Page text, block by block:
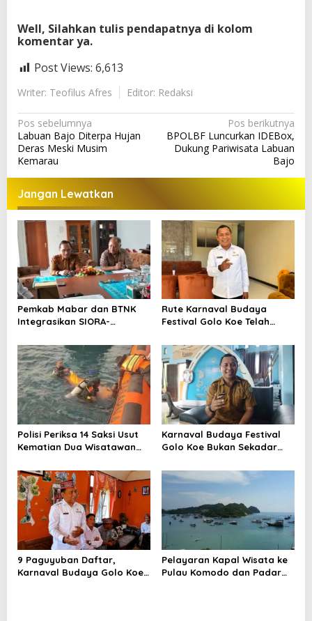
Well, Silahkan tulis pendapatnya di kolom
komentar ya.
Post Views: 6,613
Writer: Teofilus Afres Editor: Redaksi
N
a
v
i
g
a
s
i
p
o
s
Pos sebelumnya
Labuan Bajo Diterpa Hujan
Deras Meski Musim
Kemarau
Pos berikutnya
BPOLBF Luncurkan IDEBox,
Dukung Pariwisata Labuan
Bajo
Jangan Lewatkan
Pemkab Mabar dan BTNK
Integrasikan SIORA-
Rute Karnaval Budaya
Festival Golo Koe Telah
Polisi Periksa 14 Saksi Usut
Kematian Dua Wisatawan
Karnaval Budaya Festival
Golo Koe Bukan Sekadar
Bersama
9 Paguyuban Daftar,
Karnaval Budaya Golo Koe
Pelayaran Kapal Wisata ke
Pulau Komodo dan Padar